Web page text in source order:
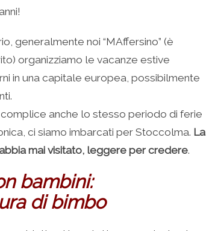
generalmente noi “MAffersino” (è
organizziamo le vacanze estive
in una capitale europea, possibilmente
complice anche lo stesso periodo di ferie
ci siamo imbarcati per Stoccolma. La
mai visitato, leggere per credere.
bambini:
di bimbo